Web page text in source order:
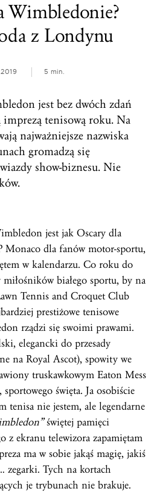
Wimbledonie?
z Londynu
5 min.
jest bez dwóch zdań
tenisową roku. Na
najważniejsze nazwiska
gromadzą się
show-biznesu. Nie
jest jak Oscary dla
Monaco dla fanów motor-sportu,
w kalendarzu. Co roku do
białego sportu, by na
Tennis and Croquet Club
prestiżowe tenisowe
rządzi się swoimi prawami.
elegancki do przesady
na Royal Ascot), spowity we
truskawkowym Eaton Mess
święta. Ja osobiście
tenisa nie jestem, ale legendarne
świętej pamięci
z ekranu telewizora zapamiętam
ma w sobie jakąś magię, jakiś
zegarki. Tych na kortach
je trybunach nie brakuje.